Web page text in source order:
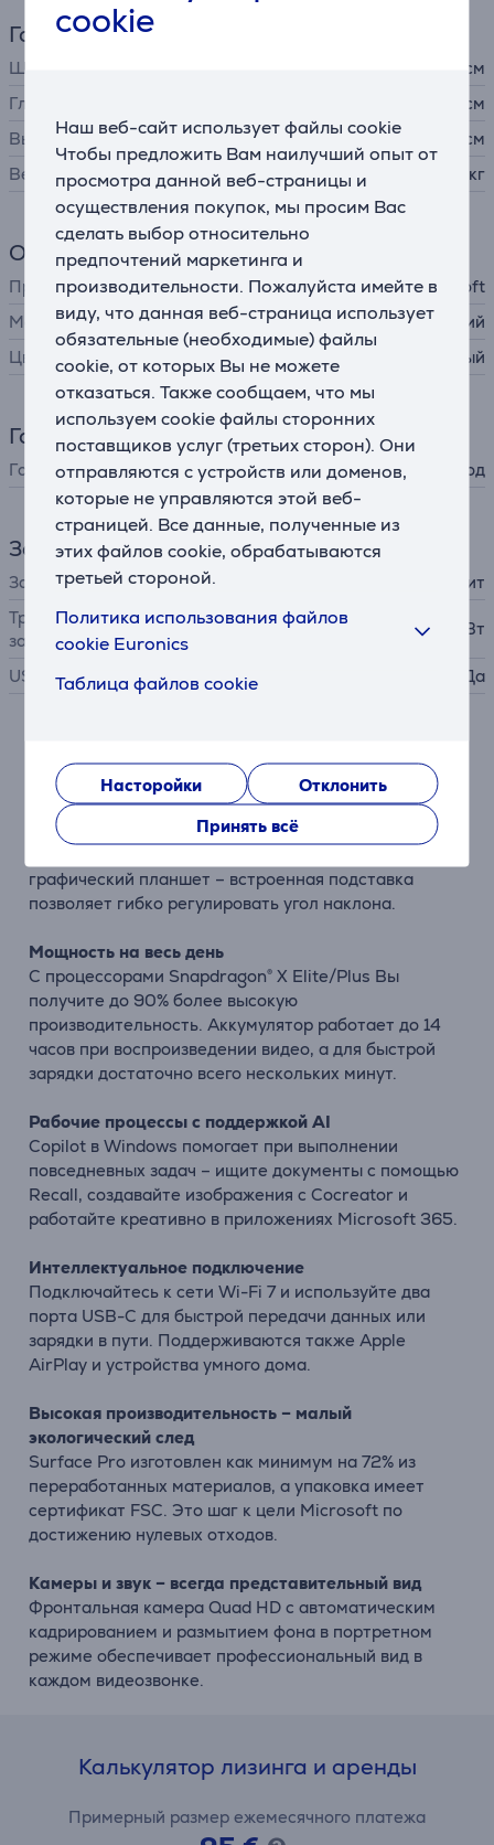
cookie
Наш веб-сайт использует файлы cookie
Чтобы предложить Вам наилучший опыт от
просмотра данной веб-страницы и
осуществления покупок, мы просим Вас
сделать выбор относительно
предпочтений маркетинга и
производительности. Пожалуйста имейте в
виду, что данная веб-страница использует
обязательные (необходимые) файлы
cookie, от которых Вы не можете
отказаться. Также сообщаем, что мы
используем cookie файлы сторонних
поставщиков услуг (третьих сторон). Они
отправляются с устройств или доменов,
которые не управляются этой веб-
страницей. Все данные, полученные из
этих файлов cookie, обрабатываются
третьей стороной.
Политика использования файлов
cookie Euronics
Таблица файлов cookie
Насторойки
Отклонить
Принять всё
Габариты
Ширина
28,7 см
Глубина
20,9 см
Высота
0,93 см
Вес
0,895 кг
Общий параметр
Производитель
Microsoft
Материал корпуса
алюминий
Цвет
серебристый
Гарантия
Гарантия производителя 1 год
Зарядное устройство
Зарядное устройство
в комплект не входит
Требуемая мощность
зарядного устройства
39 - 65 Вт
USB PD Да
Полная свобода в пути
Surface Pro адаптируется к Вашему стилю работы:
графический планшет – встроенная подставка
позволяет гибко регулировать угол наклона.
Мощность на весь день
С процессорами Snapdragon® X Elite/Plus Вы
получите до 90% более высокую
производительность. Аккумулятор работает до 14
часов при воспроизведении видео, а для быстрой
зарядки достаточно всего нескольких минут.
Рабочие процессы с поддержкой AI
Copilot в Windows помогает при выполнении
повседневных задач – ищите документы с помощью
Recall, создавайте изображения с Cocreator и
работайте креативно в приложениях Microsoft 365.
Интеллектуальное подключение
Подключайтесь к сети Wi-Fi 7 и используйте два
порта USB-C для быстрой передачи данных или
зарядки в пути. Поддерживаются также Apple
AirPlay и устройства умного дома.
Высокая производительность – малый
экологический след
Surface Pro изготовлен как минимум на 72% из
переработанных материалов, а упаковка имеет
сертификат FSC. Это шаг к цели Microsoft по
достижению нулевых отходов.
Камеры и звук – всегда представительный вид
Фронтальная камера Quad HD с автоматическим
кадрированием и размытием фона в портретном
режиме обеспечивает профессиональный вид в
каждом видеозвонке.
Калькулятор лизинга и аренды
Примерный размер ежемесячного платежа